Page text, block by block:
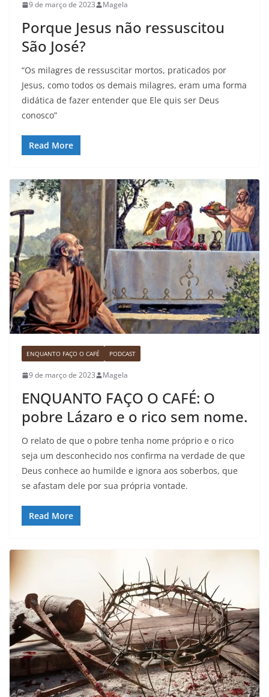
9 de março de 2023 Magela
Porque Jesus não ressuscitou
São José?
“Os milagres de ressuscitar mortos, praticados por
Jesus, como todos os demais milagres, eram uma forma
didática de fazer entender que Ele quis ser Deus
conosco”
Read More
ENQUANTO FAÇO O CAFÉ PODCAST
9 de março de 2023 Magela
ENQUANTO FAÇO O CAFÉ: O
pobre Lázaro e o rico sem nome.
O relato de que o pobre tenha nome próprio e o rico
seja um desconhecido nos confirma na verdade de que
Deus conhece ao humilde e ignora aos soberbos, que
se afastam dele por sua própria vontade.
Read More